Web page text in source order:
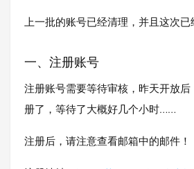
上一批的账号已经清理，并且这次已
一、注册账号
注册账号需要等待审核，昨天开放
册了，等待了大概好几个小时……
注册后，请注意查看邮箱中的邮件！